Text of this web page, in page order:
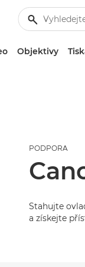
Objektivy
PODPORA
Stahujte
a získejte